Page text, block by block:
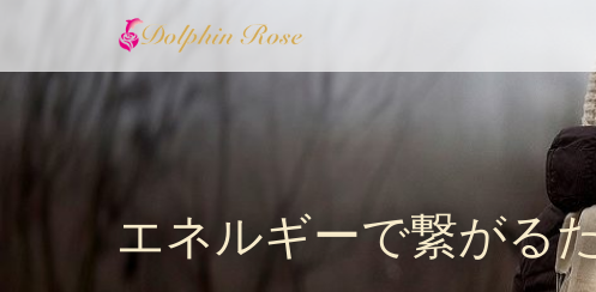
エネルギーで繋がる